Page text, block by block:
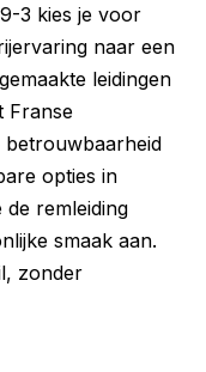
3 kies je voor
naar een
leidingen
Franse
betrouwbaarheid
opties in
remleiding
smaak aan.
zonder